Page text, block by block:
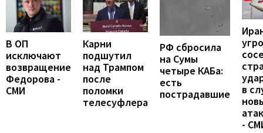
В ОП
исключают
возвращение
Федорова -
СМИ
Карни
подшутил
над Трампом
после
поломки
телесуфлера
РФ сбросила
на Сумы
четыре КАБа:
есть
пострадавшие
в
-